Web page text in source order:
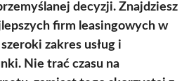
decyzji. Znajdziesz
firm leasingowych w
zakres usług i
Nie trać czasu na